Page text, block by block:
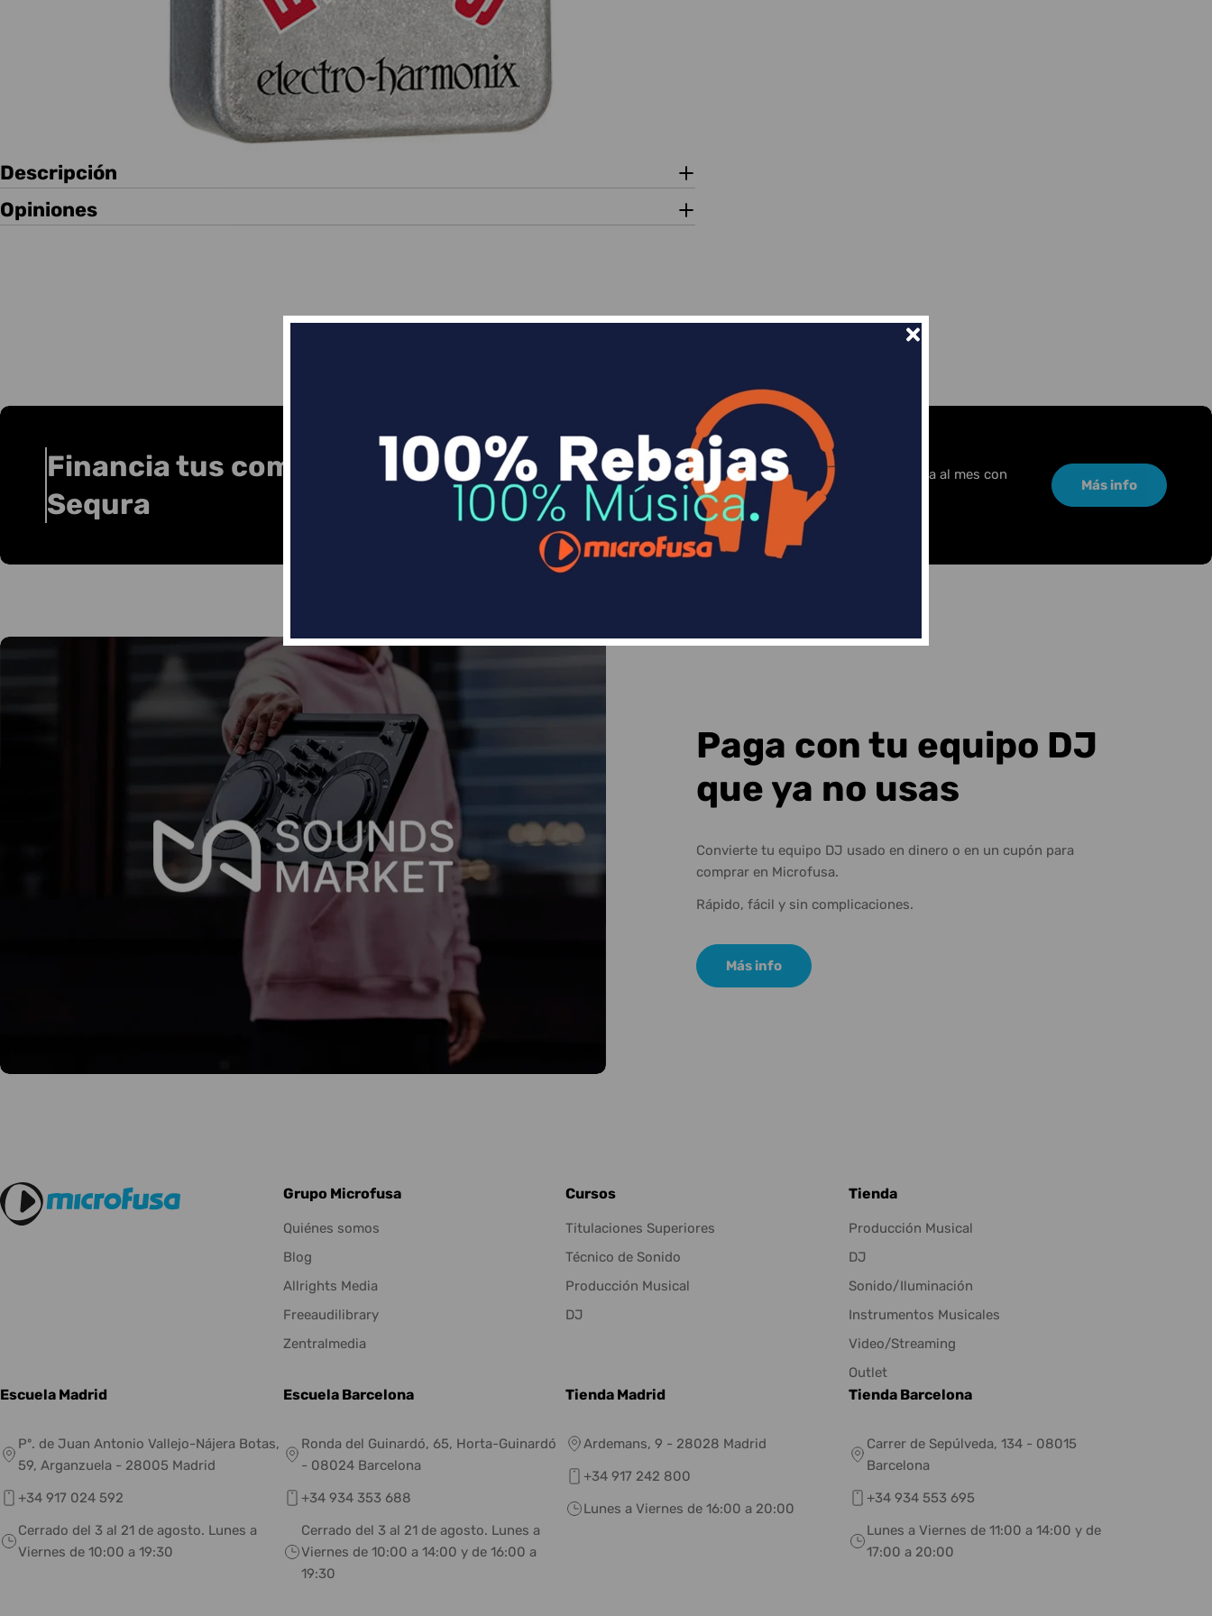
Descripción
Opiniones
Financia tus compras con
Sequra
Divide en 3 sin coste o hasta en 18 meses por una pequeña cuota al mes con
Sequra
Más info
Paga con tu equipo DJ
que ya no usas
Convierte tu equipo DJ usado en dinero o en un cupón para
comprar en Microfusa.
Rápido, fácil y sin complicaciones.
Más info
Grupo Microfusa
Quiénes somos
Blog
Allrights Media
Freeaudilibrary
Zentralmedia
Cursos
Titulaciones Superiores
Técnico de Sonido
Producción Musical
DJ
Tienda
Producción Musical
DJ
Sonido/Iluminación
Instrumentos Musicales
Video/Streaming
Outlet
Escuela Madrid
Pº. de Juan Antonio Vallejo-Nájera Botas,
59, Arganzuela - 28005 Madrid
+34 917 024 592
Cerrado del 3 al 21 de agosto. Lunes a
Viernes de 10:00 a 19:30
Escuela Barcelona
Ronda del Guinardó, 65, Horta-Guinardó
- 08024 Barcelona
+34 934 353 688
Cerrado del 3 al 21 de agosto. Lunes a
Viernes de 10:00 a 14:00 y de 16:00 a
19:30
Tienda Madrid
Ardemans, 9 - 28028 Madrid
+34 917 242 800
Lunes a Viernes de 16:00 a 20:00
Tienda Barcelona
Carrer de Sepúlveda, 134 - 08015
Barcelona
+34 934 553 695
Lunes a Viernes de 11:00 a 14:00 y de
17:00 a 20:00